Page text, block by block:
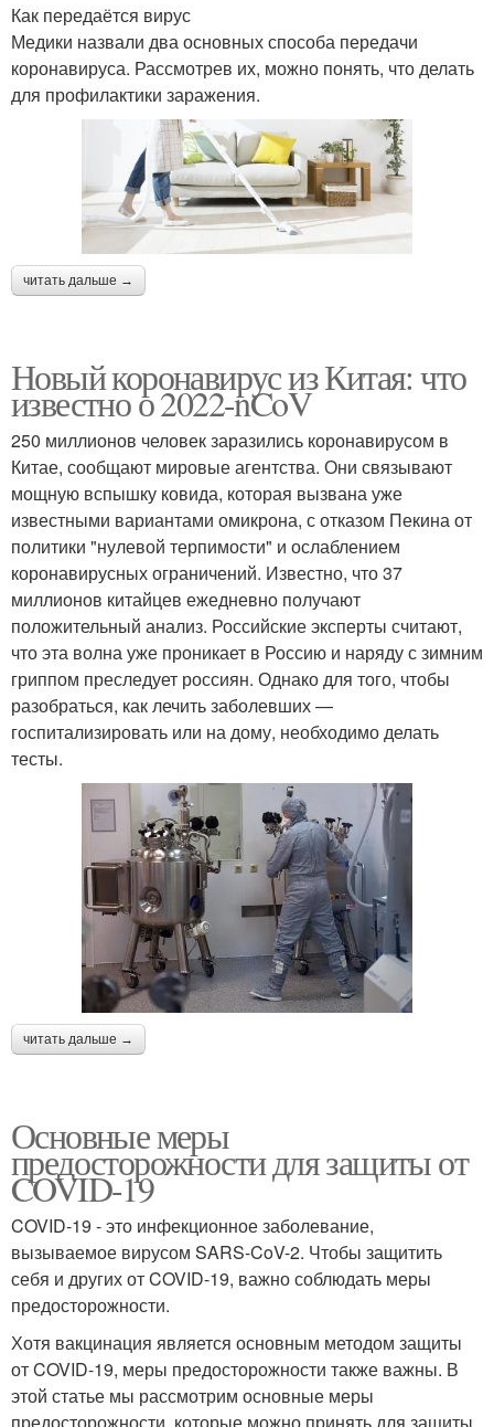
Как передаётся вирус
Медики назвали два основных способа передачи
коронавируса. Рассмотрев их, можно понять, что делать
для профилактики заражения.
читать дальше →
Новый коронавирус из Китая: что
известно о 2022-nCoV
250 миллионов человек заразились коронавирусом в
Китае, сообщают мировые агентства. Они связывают
мощную вспышку ковида, которая вызвана уже
известными вариантами омикрона, с отказом Пекина от
политики "нулевой терпимости" и ослаблением
коронавирусных ограничений. Известно, что 37
миллионов китайцев ежедневно получают
положительный анализ. Российские эксперты считают,
что эта волна уже проникает в Россию и наряду с зимним
гриппом преследует россиян. Однако для того, чтобы
разобраться, как лечить заболевших —
госпитализировать или на дому, необходимо делать
тесты.
читать дальше →
Основные меры
предосторожности для защиты от
COVID-19
COVID-19 - это инфекционное заболевание,
вызываемое вирусом SARS-CoV-2. Чтобы защитить
себя и других от COVID-19, важно соблюдать меры
предосторожности.
Хотя вакцинация является основным методом защиты
от COVID-19, меры предосторожности также важны. В
этой статье мы рассмотрим основные меры
предосторожности, которые можно принять для защиты